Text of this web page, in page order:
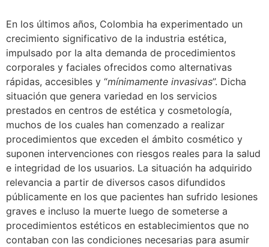
En los últimos años, Colombia ha experimentado un
crecimiento significativo de la industria estética,
impulsado por la alta demanda de procedimientos
corporales y faciales ofrecidos como alternativas
rápidas, accesibles y “mínimamente invasivas”. Dicha
situación que genera variedad en los servicios
prestados en centros de estética y cosmetología,
muchos de los cuales han comenzado a realizar
procedimientos que exceden el ámbito cosmético y
suponen intervenciones con riesgos reales para la salud
e integridad de los usuarios. La situación ha adquirido
relevancia a partir de diversos casos difundidos
públicamente en los que pacientes han sufrido lesiones
graves e incluso la muerte luego de someterse a
procedimientos estéticos en establecimientos que no
contaban con las condiciones necesarias para asumir